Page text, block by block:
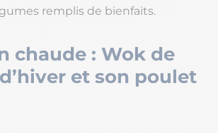
remplis de bienfaits.
chaude : Wok de
et son poulet